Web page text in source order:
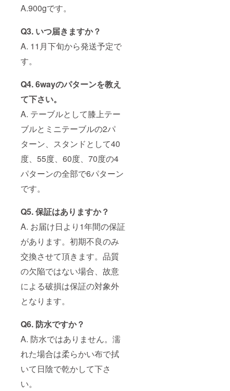
A.900gです。
Q3. いつ届きますか？
A. 11月下旬から発送予定で
す。
Q4. 6wayのパターンを教え
て下さい。
A. テーブルとして膝上テー
ブルとミニテーブルの2パ
ターン、スタンドとして40
度、55度、60度、70度の4
パターンの全部で6パターン
です。
Q5. 保証はありますか？
A. お届け日より1年間の保証
があります。初期不良のみ
交換させて頂きます。品質
の欠陥ではない場合、故意
による破損は保証の対象外
となります。
Q6. 防水ですか？
A. 防水ではありません。濡
れた場合は柔らかい布で拭
いて日陰で乾かして下さ
い。